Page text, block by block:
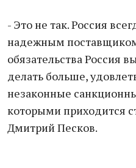
- Это не так. Россия
надежным
обязательства Россия
делать больше,
незаконные
которыми приходится
Дмитрий Песков.